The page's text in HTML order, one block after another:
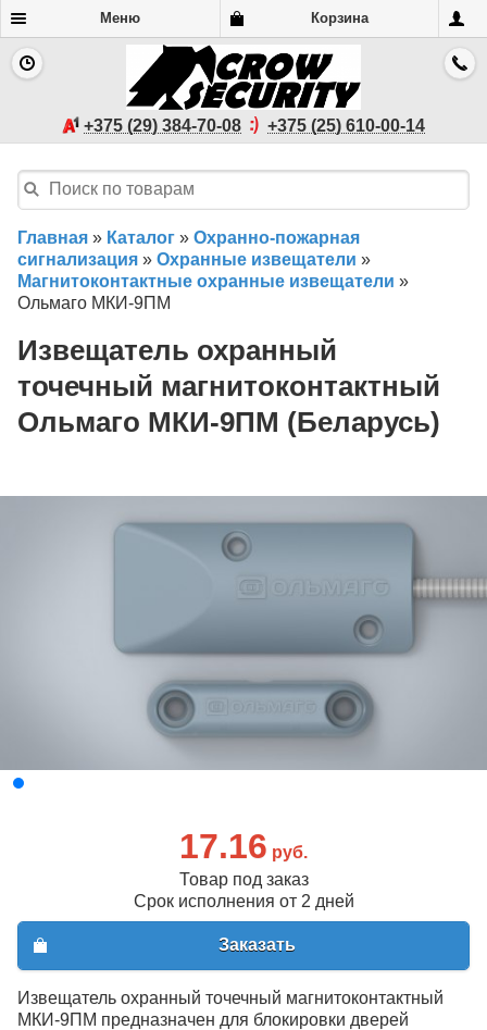
Меню Корзина
+375 (29) 384-70-08 +375 (25) 610-00-14
Главная » Каталог » Охранно-пожарная
сигнализация » Охранные извещатели »
Магнитоконтактные охранные извещатели »
Ольмаго МКИ-9ПМ
Извещатель охранный
точечный магнитоконтактный
Ольмаго МКИ-9ПМ (Беларусь)
17.16 руб.
Товар под заказ
Срок исполнения от 2 дней
Заказать
Извещатель охранный точечный магнитоконтактный
МКИ-9ПМ предназначен для блокировки дверей